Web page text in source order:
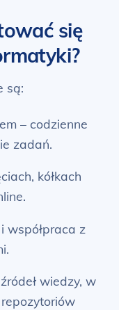
się
są:
– codzienne
zadań.
kółkach
współpraca z
wiedzy, w